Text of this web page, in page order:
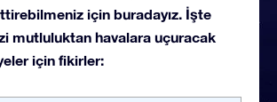
için buradayız. İşte
mutluluktan havalara uçuracak
için fikirler: